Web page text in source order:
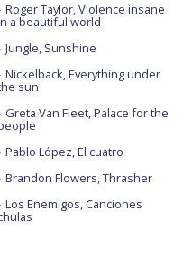
Roger Taylor, Violence insane
a beautiful world
Jungle, Sunshine
Nickelback, Everything under
sun
Greta Van Fleet, Palace for the
Pablo López, El cuatro
Brandon Flowers, Thrasher
Los Enemigos, Canciones